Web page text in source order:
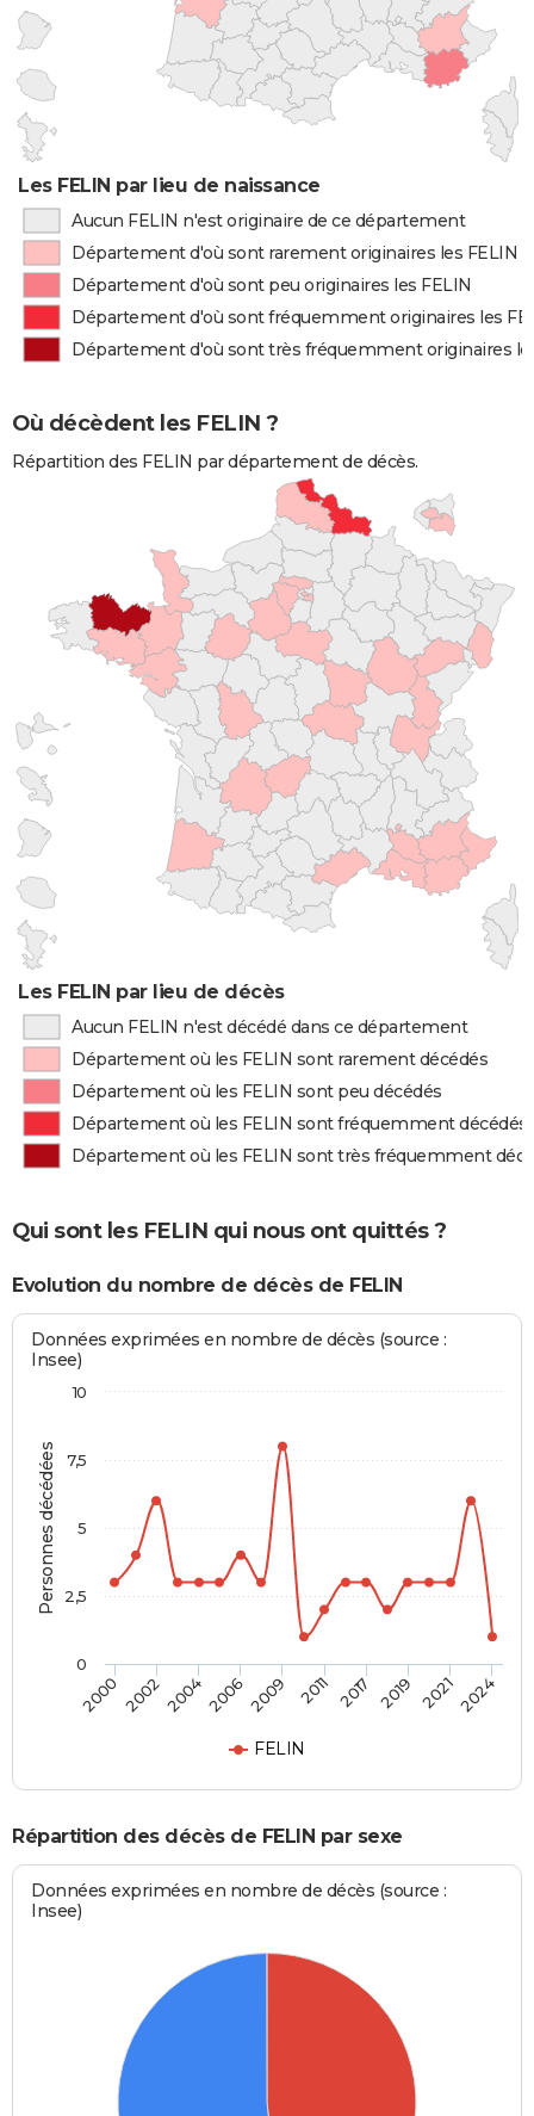
Les FELIN par lieu de naissance
Aucun FELIN n'est originaire de ce département
Département d'où sont rarement originaires les FELIN
Département d'où sont peu originaires les FELIN
Département d'où sont fréquemment originaires les
Département d'où sont très fréquemment originaires
Où décèdent les FELIN ?
Répartition des FELIN par département de décès.
Les FELIN par lieu de décès
Aucun FELIN n'est décédé dans ce département
Département où les FELIN sont rarement décédés
Département où les FELIN sont peu décédés
Département où les FELIN sont fréquemment décédés
Département où les FELIN sont très fréquemment
Qui sont les FELIN qui nous ont quittés ?
Evolution du nombre de décès de FELIN
Personnes décédées
Données exprimées en nombre de décès (source :
Insee)
FELIN
2000 2002200420062009 2011 2017 2019 20212024
0
10
2,5
5
7,5
Répartition des décès de FELIN par sexe
Données exprimées en nombre de décès (source :
Insee)